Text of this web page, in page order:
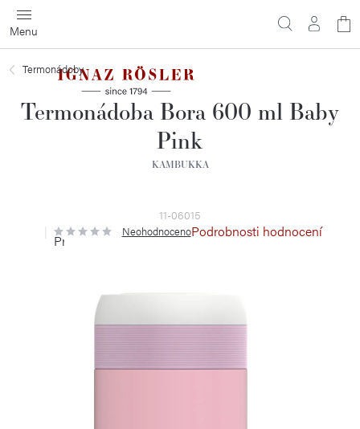
Přejít
na
obsah
Termonádoby
Termonádoba Bora 600 ml Baby
Pink
KAMBUKKA
11-06015
Průměrné
hodnocení
hvězdiček.
NeohodnocenoPodrobnosti hodnocení